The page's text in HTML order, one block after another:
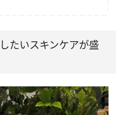
たいスキンケアが盛